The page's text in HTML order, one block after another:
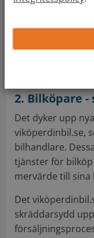
Gratis
Över 4
2. Bilköpare
Det dyker upp
viköperdinbil.se,
bilhandlare.
tjänster för
mervärde till sina
Det
skräddarsydd